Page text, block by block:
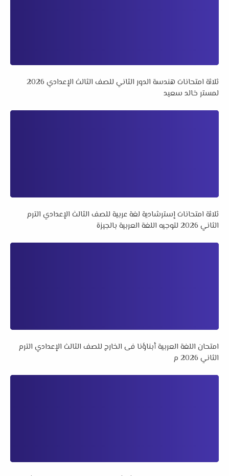
ثلاثة امتحانات هندسة الدور الثاني للصف الثالث الإعدادي 2026
لمستر خالد سعيد
ثلاثة امتحانات إسترشادية لغة عربية للصف الثالث الإعدادي الترم
الثاني 2026 لتوجيه اللغة العربية بالجيزة
امتحان اللغة العربية أبناؤنا فى الخارج للصف الثالث الإعدادي الترم
الثاني 2026 م